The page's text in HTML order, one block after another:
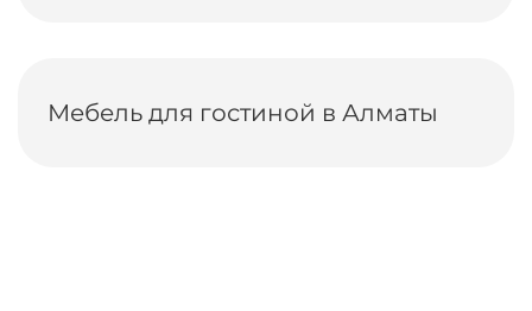
Мебель для гостиной в Алматы